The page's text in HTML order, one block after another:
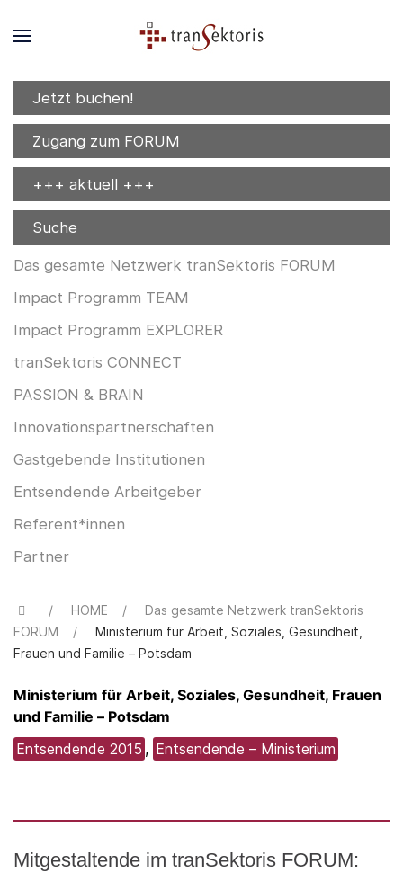
Jetzt buchen!
Zugang zum FORUM
+++ aktuell +++
Suche
Das gesamte Netzwerk tranSektoris FORUM
Impact Programm TEAM
Impact Programm EXPLORER
tranSektoris CONNECT
PASSION & BRAIN
Innovationspartnerschaften
Gastgebende Institutionen
Entsendende Arbeitgeber
Referent*innen
Partner
HOME
Das gesamte Netzwerk tranSektoris
FORUM
Ministerium für Arbeit, Soziales, Gesundheit,
Frauen und Familie – Potsdam
Ministerium für Arbeit, Soziales, Gesundheit, Frauen
und Familie – Potsdam
Entsendende 2015 , Entsendende – Ministerium
Mitgestaltende im tranSektoris FORUM: